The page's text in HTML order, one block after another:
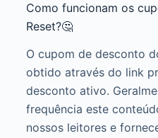
Como funcionam os
Reset?🤔
O cupom de desconto
obtido através do link
desconto ativo.
frequência este
nossos leitores e